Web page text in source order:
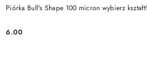
Piórka Bull's Shape 100 micron wybierz kształt!
Cena:
6.00